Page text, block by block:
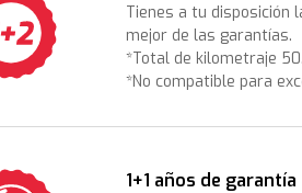
Tienes a tu disposición
mejor de las garantías.
*Total de kilometraje
*No compatible para
1+1 años de garantía